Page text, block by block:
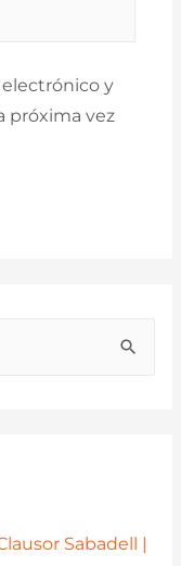
Sabadell |
y
próxima vez